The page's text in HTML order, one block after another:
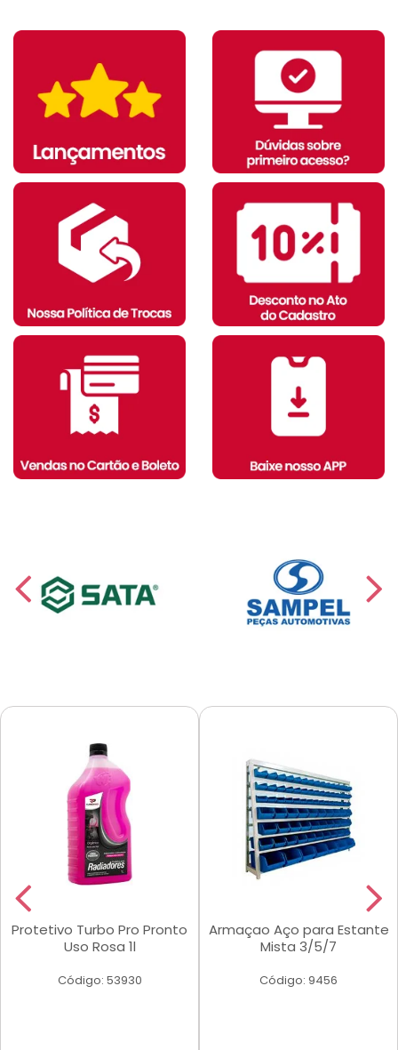
Protetivo Turbo Pro Pronto
Uso Rosa 1l
Código: 53930
Armaçao Aço para Estante
Mista 3/5/7
Código: 9456